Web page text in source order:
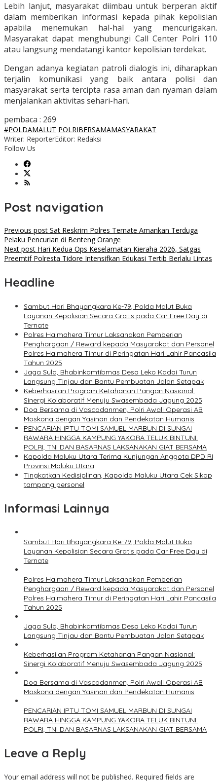
Lebih lanjut, masyarakat diimbau untuk berperan aktif
dalam memberikan informasi kepada pihak kepolisian
apabila menemukan hal-hal yang mencurigakan.
Masyarakat dapat menghubungi Call Center Polri 110
atau langsung mendatangi kantor kepolisian terdekat.
Dengan adanya kegiatan patroli dialogis ini, diharapkan
terjalin komunikasi yang baik antara polisi dan
masyarakat serta tercipta rasa aman dan nyaman dalam
menjalankan aktivitas sehari-hari.
pembaca : 269
#POLDAMALUT POLRIBERSAMAMASYARAKAT
Writer: ReporterEditor: Redaksi
Follow Us
Post navigation
Previous post Sat Reskrim Polres Ternate Amankan Terduga
Pelaku Pencurian di Benteng Orange
Next post Hari Kedua Ops Keselamatan Kieraha 2026, Satgas
Preemtif Polresta Tidore Intensifkan Edukasi Tertib Berlalu Lintas
Headline
Sambut Hari Bhayangkara Ke-79, Polda Malut Buka
Layanan Kepolisian Secara Gratis pada Car Free Day di
Ternate
Polres Halmahera Timur Laksanakan Pemberian
Penghargaan / Reward kepada Masyarakat dan Personel
Polres Halmahera Timur di Peringatan Hari Lahir Pancasila
Tahun 2025
Jaga Sula, Bhabinkamtibmas Desa Leko Kadai Turun
Langsung Tinjau dan Bantu Pembuatan Jalan Setapak
Keberhasilan Program Ketahanan Pangan Nasional:
Sinergi Kolaboratif Menuju Swasembada Jagung 2025
Doa Bersama di Vascodanmen, Polri Awali Operasi AB
Moskona dengan Yasinan dan Pendekatan Humanis
PENCARIAN IPTU TOMI SAMUEL MARBUN DI SUNGAI
RAWARA HINGGA KAMPUNG YAKORA TELUK BINTUNI.
POLRI, TNI DAN BASARNAS LAKSANAKAN GIAT BERSAMA
Kapolda Maluku Utara Terima Kunjungan Anggota DPD RI
Provinsi Maluku Utara
Tingkatkan Kedisiplinan, Kapolda Maluku Utara Cek Sikap
tampang personel
Informasi Lainnya
Sambut Hari Bhayangkara Ke-79, Polda Malut Buka
Layanan Kepolisian Secara Gratis pada Car Free Day di
Ternate
Polres Halmahera Timur Laksanakan Pemberian
Penghargaan / Reward kepada Masyarakat dan Personel
Polres Halmahera Timur di Peringatan Hari Lahir Pancasila
Tahun 2025
Jaga Sula, Bhabinkamtibmas Desa Leko Kadai Turun
Langsung Tinjau dan Bantu Pembuatan Jalan Setapak
Keberhasilan Program Ketahanan Pangan Nasional:
Sinergi Kolaboratif Menuju Swasembada Jagung 2025
Doa Bersama di Vascodanmen, Polri Awali Operasi AB
Moskona dengan Yasinan dan Pendekatan Humanis
PENCARIAN IPTU TOMI SAMUEL MARBUN DI SUNGAI
RAWARA HINGGA KAMPUNG YAKORA TELUK BINTUNI.
POLRI, TNI DAN BASARNAS LAKSANAKAN GIAT BERSAMA
Leave a Reply
Your email address will not be published. Required fields are